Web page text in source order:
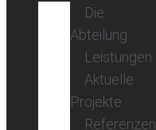
Die
Abteilung
Leistungen
Aktuelle
Projekte
Referenzen